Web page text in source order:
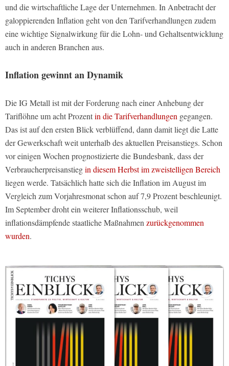
und die wirtschaftliche Lage der Unternehmen. In Anbetracht der
galoppierenden Inflation geht von den Tarifverhandlungen zudem
eine wichtige Signalwirkung für die Lohn- und Gehaltsentwicklung
auch in anderen Branchen aus.
Inflation gewinnt an Dynamik
Die IG Metall ist mit der Forderung nach einer Anhebung der
Tariflöhne um acht Prozentin die Tarifverhandlungen gegangen.
Das ist auf den ersten Blick verblüffend, dann damit liegt die Latte
der Gewerkschaft weit unterhalb des aktuellen Preisanstiegs. Schon
vor einigen Wochen prognostizierte die Bundesbank, dass der
Verbraucherpreisanstiegin diesem Herbst im zweistelligen Bereich
liegen werde. Tatsächlich hatte sich die Inflation im August im
Vergleich zum Vorjahresmonat schon auf 7,9 Prozent beschleunigt.
Im September droht ein weiterer Inflationsschub, weil
inflationsdämpfende staatliche Maßnahmenzurückgenommen
wurden.